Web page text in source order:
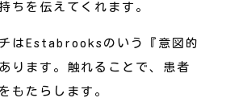
ちを伝えてくれます。
はEstabrooksのいう『意図的
ります。触れることで、患者
もたらします。